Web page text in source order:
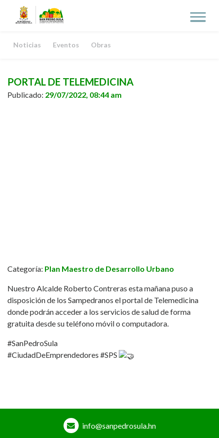
Noticias Eventos Obras
PORTAL DE TELEMEDICINA
Publicado: 29/07/2022, 08:44 am
Categoría: Plan Maestro de Desarrollo Urbano
Nuestro Alcalde Roberto Contreras esta mañana puso a
disposición de los Sampedranos el portal de Telemedicina
donde podrán acceder a los servicios de salud de forma
gratuita desde su teléfono móvil o computadora.
#SanPedroSula
#CiudadDeEmprendedores #SPS
info@sanpedrosula.hn